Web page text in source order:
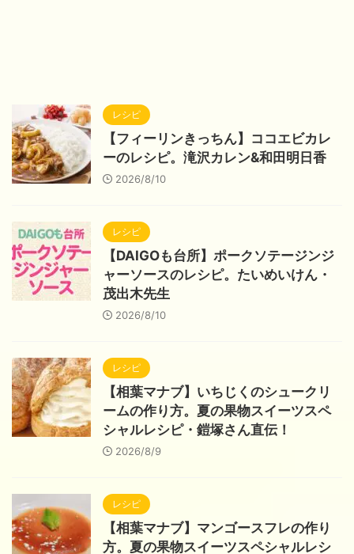
レシピ
【フィーリンきっちん】ココエビカレ
ーのレシピ。滝沢カレン&和田明日香
2026/8/10
レシピ
【DAIGOも台所】ポークソテージンジ
ャーソースのレシピ。たいめいけん・
茂出木先生
2026/8/10
レシピ
【相葉マナブ】いちじくのシュークリ
ームの作り方。夏の果物スイーツスペ
シャルレシピ・鎧塚さん直伝！
2026/8/9
レシピ
【相葉マナブ】マンゴースフレの作り
方。夏の果物スイーツスペシャルレシ